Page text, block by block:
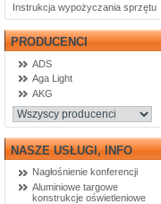
Instrukcja wypożyczania sprzętu
PRODUCENCI
ADS
Aga Light
AKG
NASZE USŁUGI, INFO
Nagłośnienie konferencji
Aluminiowe targowe
konstrukcje oświetleniowe